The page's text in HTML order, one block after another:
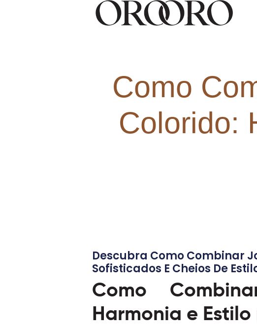
Como
Colorido:
Descubra Como Combinar
Sofisticados E Cheios De
Como
Harmonia e Estilo